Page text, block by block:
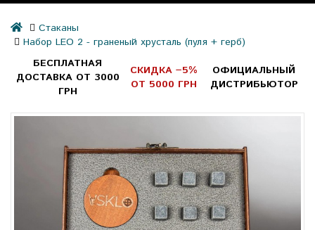
Стаканы
Набор LEO 2 - граненый хрусталь (пуля + герб)
БЕСПЛАТНАЯ
ДОСТАВКА ОТ 3000
ГРН
СКИДКА −5%
ОТ 5000 ГРН
ОФИЦИАЛЬНЫЙ
ДИСТРИБЬЮТОР